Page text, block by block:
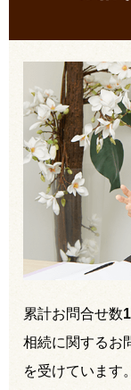
累計お問合せ数
相続に関するお
を受けています